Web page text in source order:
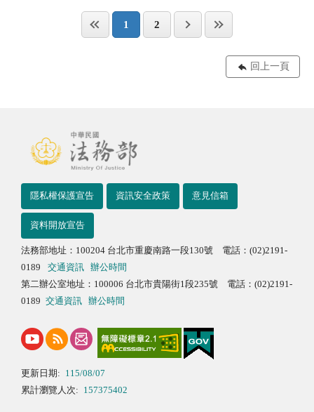
1 2
回上一頁
隱私權保護宣告 資訊安全政策 意見信箱
資料開放宣告
法務部地址：100204 台北市重慶南路一段130號 電話：(02)2191-
0189
交通資訊
辦公時間
第二辦公室地址：100006 台北市貴陽街1段235號 電話：(02)2191-
0189 交通資訊 辦公時間
更新日期: 115/08/07
累計瀏覽人次: 157375402